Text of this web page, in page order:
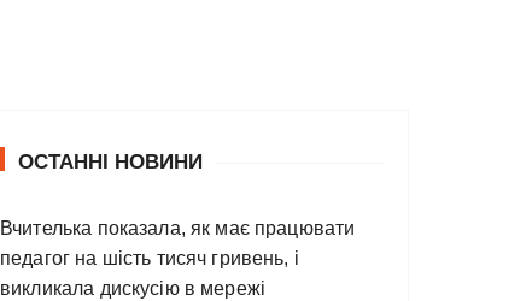
ОСТАННІ НОВИНИ
Вчителька показала, як має працювати
педагог на шість тисяч гривень, і
викликала дискусію в мережі